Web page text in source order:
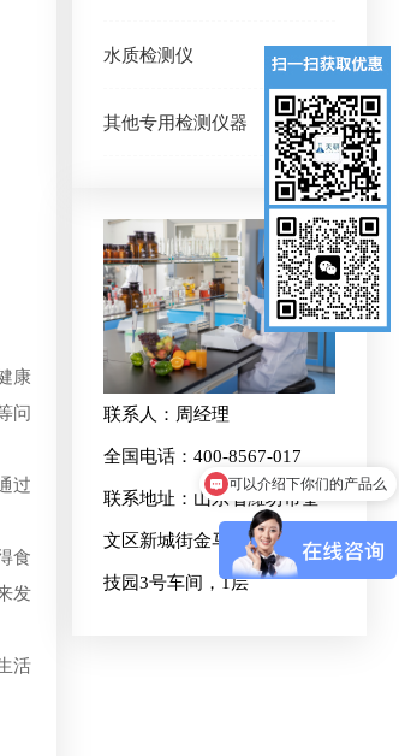
康
问
过
食
发
活
水质检测仪
其他专用检测仪器
联系人：周经理
全国电话：400-8567-017
联系地址：山东省潍坊市奎
文区新城街金马路1号欧龙科
技园3号车间，1层
可以介绍下你们的产品么